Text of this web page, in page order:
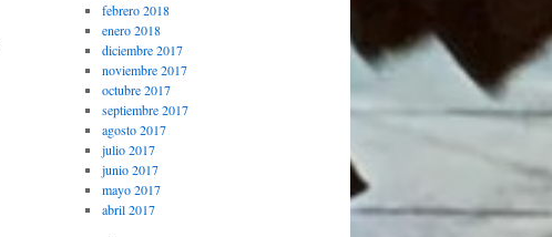
febrero 2018
enero 2018
diciembre 2017
noviembre 2017
octubre 2017
septiembre 2017
agosto 2017
julio 2017
junio 2017
mayo 2017
abril 2017